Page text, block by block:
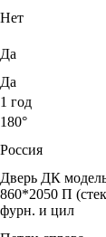
Нет
Да
Да
1 год
180°
Россия
Дверь ДК
860*2050 П
фурн. и цил